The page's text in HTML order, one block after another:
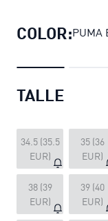
COLOR:PUMA
TALLE
34.5 (35.5
EUR)
35 (36
EUR)
38 (39
EUR)
39 (40
EUR)